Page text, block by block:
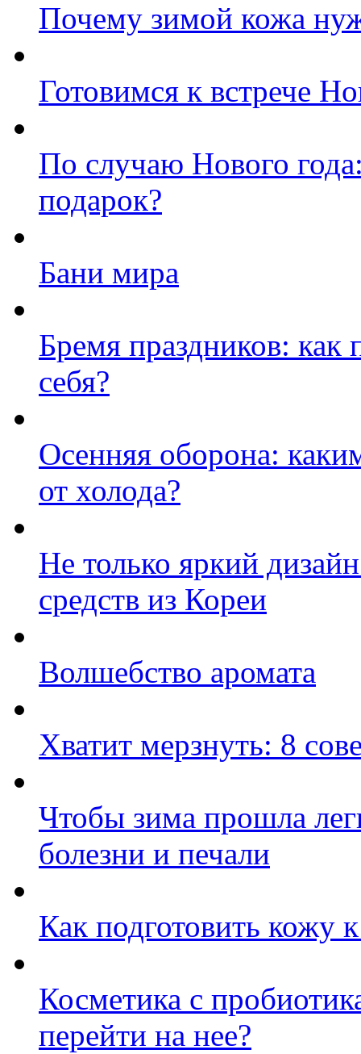
Почему зимой кожа
Готовимся к встрече
По случаю Нового
подарок?
Бани мира
Бремя праздников: как
себя?
Осенняя оборона:
от холода?
Не только яркий
средств из Кореи
Волшебство аромата
Хватит мерзнуть: 8
Чтобы зима прошла
болезни и печали
Как подготовить кожу
Косметика с
перейти на нее?